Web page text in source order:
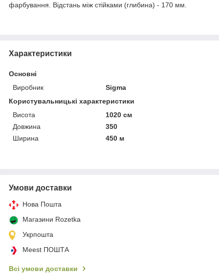
фарбування. Відстань між стійками (глибина) - 170 мм.
Характеристики
Основні
Виробник
Sigma
Користувальницькі характеристики
Висота
1020 см
Довжина
350
Ширина
450 м
Умови доставки
Нова Пошта
Магазини Rozetka
Укрпошта
Meest ПОШТА
Всі умови доставки